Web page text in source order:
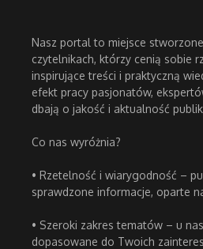
Nasz portal to miejsce
czytelnikach, którzy cenią sobie
inspirujące treści i praktyczną
efekt pracy pasjonatów,
dbają o jakość i aktualność
Co nas wyróżnia?
• Rzetelność i wiarygodność –
sprawdzone informacje, oparte
• Szeroki zakres tematów – u
dopasowane do Twoich